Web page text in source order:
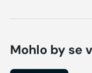
Mohlo by se